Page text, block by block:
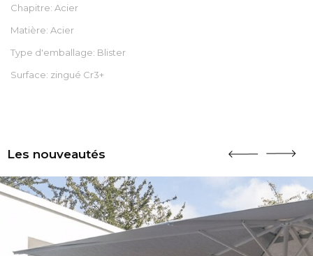
Chapitre: Acier
Matière: Acier
Type d'emballage: Blister
Surface: zingué Cr3+
Les nouveautés